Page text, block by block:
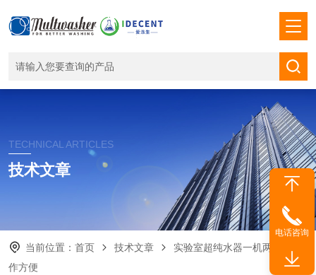
TECHNICAL ARTICLES
技术文章
当前位置： 首页 技术文章
实验室超纯水器一机两用，操
作方便
电话咨询